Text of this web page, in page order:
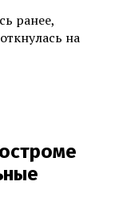
ранее,
на